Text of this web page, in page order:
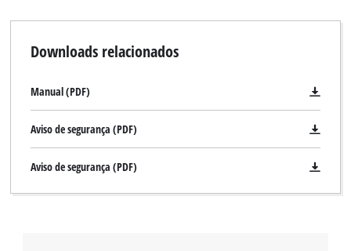
Downloads relacionados
Manual (PDF)
Aviso de segurança (PDF)
Aviso de segurança (PDF)